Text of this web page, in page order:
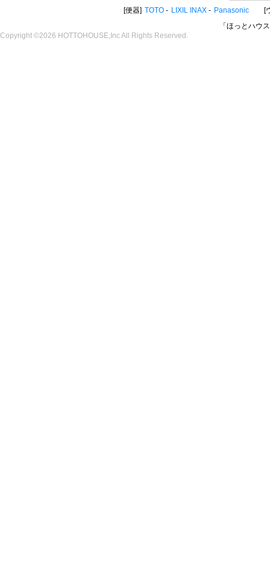
便器 TOTO LIXIL INAX Panasonic
「ほっとハウ
Copyright ©2026 HOTTOHOUSE,Inc All Rights Reserved.